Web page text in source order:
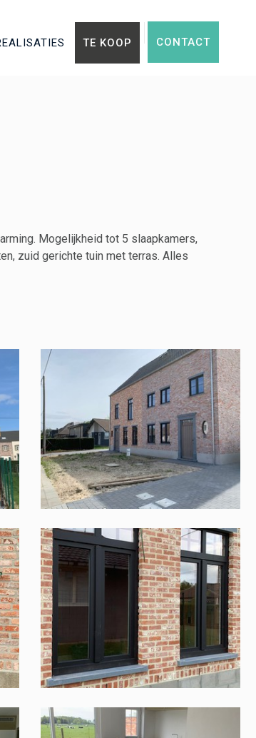
TE KOOP CONTACT
Mogelijkheid tot 5 slaapkamers,
zuid gerichte tuin met terras. Alles